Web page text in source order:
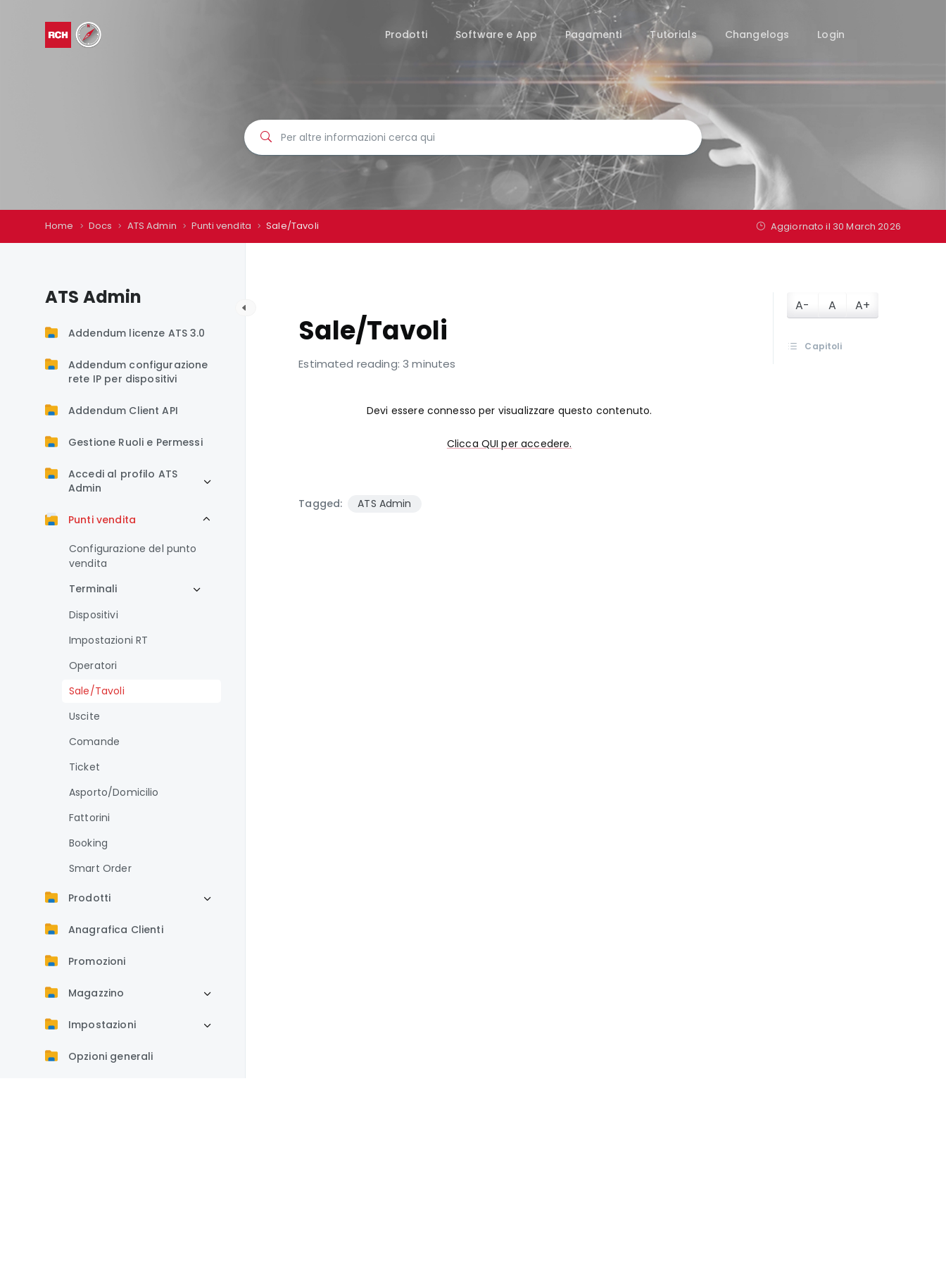
Prodotti Software e App Pagamenti Tutorials Changelogs Login
Home Docs ATS Admin Punti vendita Sale/Tavoli Aggiornato il 30 March 2026
ATS Admin
Addendum licenze ATS 3.0
Addendum configurazione
rete IP per dispositivi
Addendum Client API
Gestione Ruoli e Permessi
Accedi al profilo ATS
Admin
Punti vendita
Configurazione del punto
vendita
Terminali
Dispositivi
Impostazioni RT
Operatori
Sale/Tavoli
Uscite
Comande
Ticket
Asporto/Domicilio
Fattorini
Booking
Smart Order
Prodotti
Anagrafica Clienti
Promozioni
Magazzino
Impostazioni
Opzioni generali
Sale/Tavoli
Estimated reading: 3 minutes
Devi essere connesso per visualizzare questo contenuto.
Clicca QUI per accedere.
Tagged: ATS Admin
A- A A+
Capitoli